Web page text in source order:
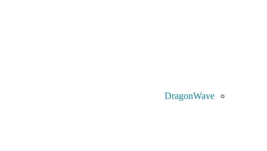
DragonWave